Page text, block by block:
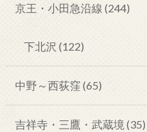
京王・小田急沿線 (244)
下北沢 (122)
中野～西荻窪 (65)
吉祥寺・三鷹・武蔵境 (35)